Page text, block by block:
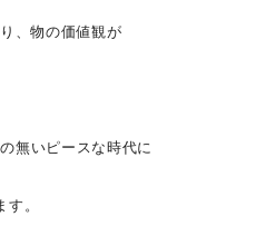
、物の価値観が
無いピースな時代に
。